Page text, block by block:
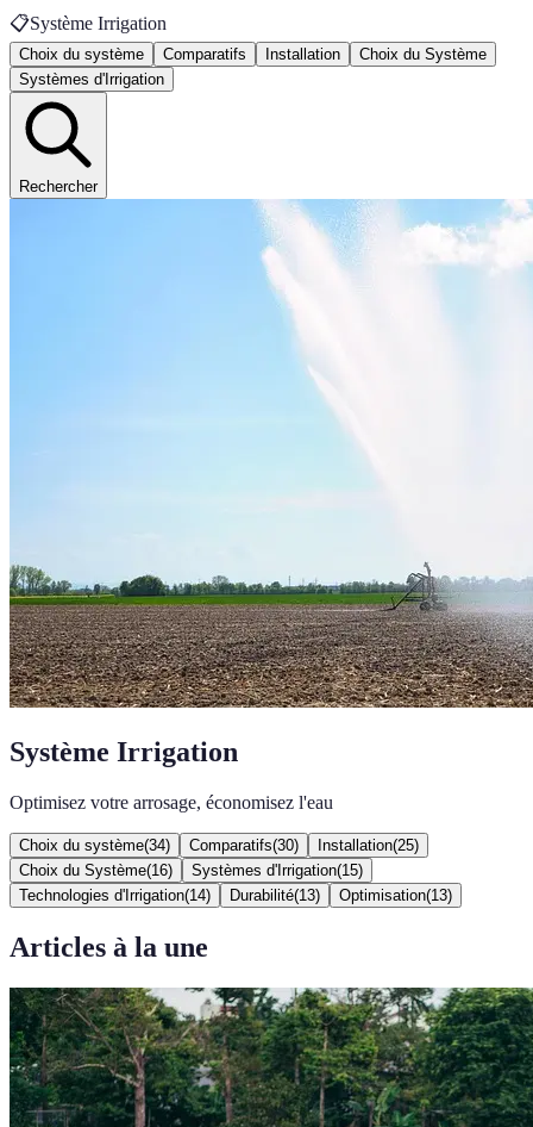
📋Système Irrigation
Choix du système Comparatifs Installation
Choix du Système
Systèmes d'Irrigation
Rechercher
Système Irrigation
Optimisez votre arrosage, économisez l'eau
Choix du système(34) Comparatifs(30) Installation(25)
Choix du Système(16) Systèmes d'Irrigation(15)
Technologies d'Irrigation(14) Durabilité(13) Optimisation(13)
Articles à la une